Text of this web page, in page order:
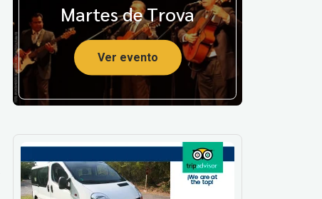
Martes de Trova
Ver evento